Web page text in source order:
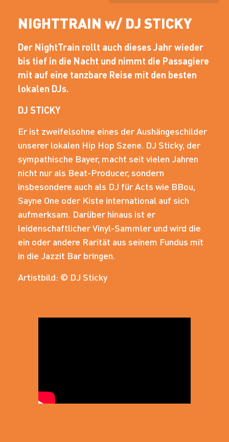
NIGHTTRAIN w/ DJ STICKY
Der NightTrain rollt auch dieses Jahr wieder
bis tief in die Nacht und nimmt die Passagiere
mit auf eine tanzbare Reise mit den besten
lokalen DJs.
DJ STICKY
Er ist zweifelsohne eines der Aushängeschilder
unserer lokalen Hip Hop Szene. DJ Sticky, der
sympathische Bayer, macht seit vielen Jahren
nicht nur als Beat-Producer, sondern
insbesondere auch als DJ für Acts wie BBou,
Sayne One oder Kiste international auf sich
aufmerksam. Darüber hinaus ist er
leidenschaftlicher Vinyl-Sammler und wird die
ein oder andere Rarität aus seinem Fundus mit
in die Jazzit Bar bringen.
Artistbild: © DJ Sticky